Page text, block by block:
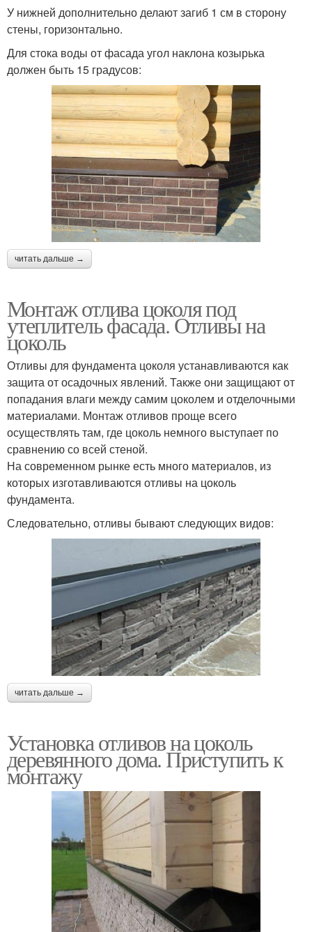
У нижней дополнительно делают загиб 1 см в сторону
стены, горизонтально.
Для стока воды от фасада угол наклона козырька
должен быть 15 градусов:
читать дальше →
Монтаж отлива цоколя под
утеплитель фасада. Отливы на
цоколь
Отливы для фундамента цоколя устанавливаются как
защита от осадочных явлений. Также они защищают от
попадания влаги между самим цоколем и отделочными
материалами. Монтаж отливов проще всего
осуществлять там, где цоколь немного выступает по
сравнению со всей стеной.
На современном рынке есть много материалов, из
которых изготавливаются отливы на цоколь
фундамента.
Следовательно, отливы бывают следующих видов:
читать дальше →
Установка отливов на цоколь
деревянного дома. Приступить к
монтажу